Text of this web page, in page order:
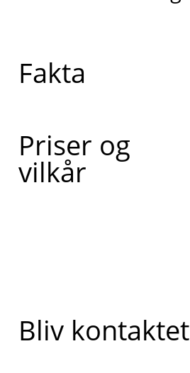
Fakta
Priser og
vilkår
Bliv kontaktet